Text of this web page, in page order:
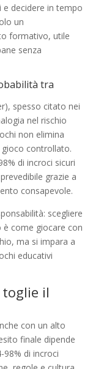
decidere in tempo
un
formativo, utile
senza
tra
spesso citato nei
nel rischio
non elimina
gioco controllato.
di incroci sicuri
grazie a
consapevole.
scegliere
è come giocare con
ma si impara a
educativi
toglie il
con un alto
finale dipende
98% di incroci